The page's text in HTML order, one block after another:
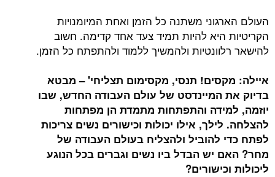
העולם הארגוני משתנה כל הזמן ואחת המיומנויות
הקריטיות היא להיות תמיד צעד אחד קדימה. חשוב
להישאר רלוונטיות ולהמשיך ללמוד ולהתפתח כל הזמן.
איילה: מקסים! תנסי, מקסימום תצליחי' – מבטא
בדיוק את המיינדסט של עולם העבודה החדש, שבו
יוזמה, למידה והתפתחות מתמדת הן מפתחות
להצלחה. לילך, אילו יכולות וכישורים נשים צריכות
לפתח כדי להוביל ולהצליח בעולם העבודה של
מחר? האם יש הבדל ביו נשים וגברים בכל הנוגע
ליכולות וכישורים?